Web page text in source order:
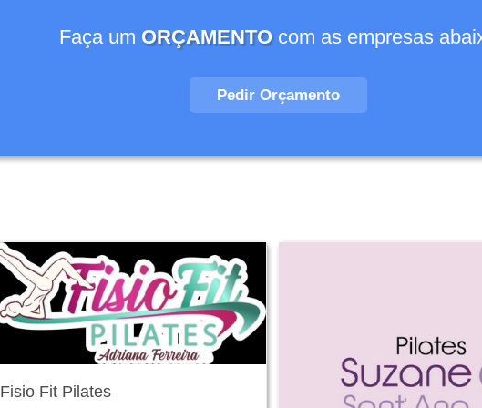
Faça um ORÇAMENTOcom as empresas
Pedir Orçamento
Fisio Fit Pilates